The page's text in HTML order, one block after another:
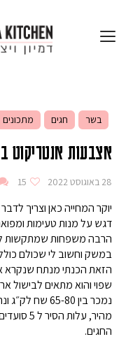
בשר חגים מתכונים
אצבעות אנטריקוט
28 באוגוסט 2022 15
יוקר המחייה כאן וצריך
דגש על מנות טעימות
הרבה משפחות שמתקשות
במשק וחשוב לי שכולם
הזאת הכנתי מנתח שנקרא
שפוי והוא מתאים לבישול
החגים.